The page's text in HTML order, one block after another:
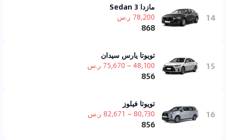
14
مازدا 3 Sedan
78,200 ر.س
868
15
تويوتا يارس سيدان
48,100 ~ 75,670 ر.س
856
16
تويوتا فيلوز
80,730 ~ 82,671 ر.س
856